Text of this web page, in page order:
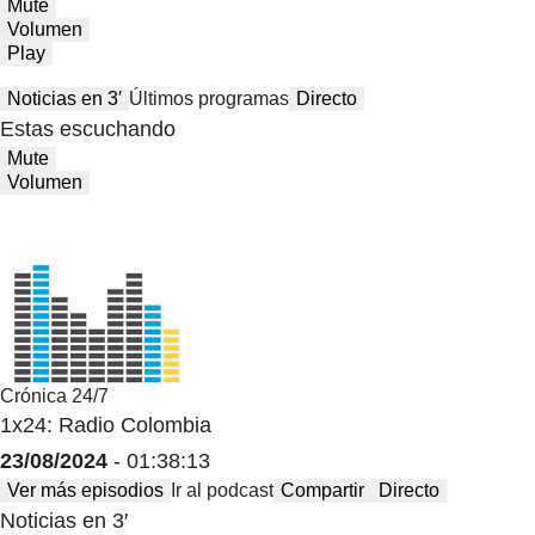
Mute
Volumen
Play
Noticias en 3′ Últimos programas Directo
Estas escuchando
Mute
Volumen
Crónica 24/7
1x24: Radio Colombia
23/08/2024 - 01:38:13
Ver más episodios Ir al podcast Compartir Directo
Noticias en 3′